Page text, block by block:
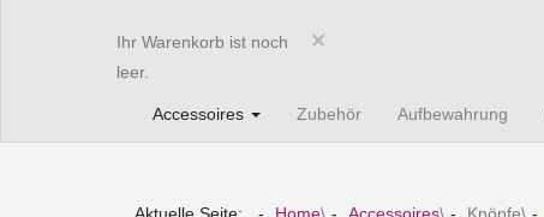
×
Ihr Warenkorb ist noch
leer.
Accessoires Zubehör Aufbewahrung